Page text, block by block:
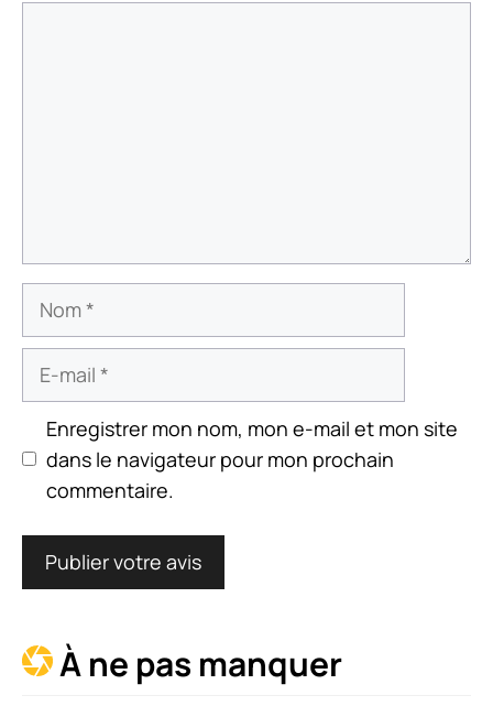
Nom
Enregistrer mon nom, mon e-mail et mon site
dans le navigateur pour mon prochain
commentaire.
À ne pas manquer